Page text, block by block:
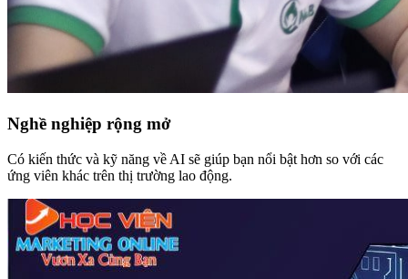
Nghề nghiệp rộng mở
Có kiến thức và kỹ năng về AI sẽ giúp bạn nổi bật hơn so với các
ứng viên khác trên thị trường lao động.